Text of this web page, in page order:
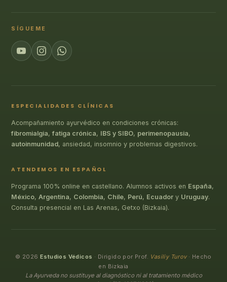
SÍGUEME
ESPECIALIDADES CLÍNICAS
Acompañamiento ayurvédico en condiciones crónicas:
fibromialgia,fatiga crónica, IBS y SIBO, perimenopausia,
autoinmunidad, ansiedad, insomnio y problemas digestivos.
ATENDEMOS EN ESPAÑOL
Programa 100% online en castellano. Alumnos activos en España,
México, Argentina, Colombia, Chile, Perú, Ecuador y Uruguay.
Consulta presencial en Las Arenas, Getxo (Bizkaia).
© 2026Estudios Védicos · Dirigido por Prof. Vasiliy Turov· Hecho
en Bizkaia
La Ayurveda no sustituye al diagnóstico ni al tratamiento médico